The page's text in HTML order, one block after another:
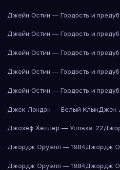
Джейн Остин — Гордость и
Джейн Остин — Гордость и
Джейн Остин — Гордость и
Джейн Остин — Гордость и
Джейн Остин — Гордость и
Джек Лондон — Белый КлыкДжек
Джозеф Хеллер — Уловка-22
Джордж Оруэлл — 1984Джордж
Джордж Оруэлл — 1984Джордж